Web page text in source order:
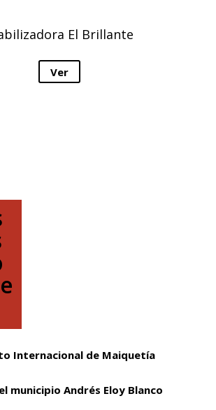
El Brillante
Ver
Internacional de Maiquetía
municipio Andrés Eloy Blanco